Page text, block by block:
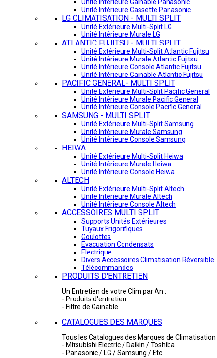
Unité Intérieure Gainable Panasonic
Unité Intérieure Cassette Panasonic
LG CLIMATISATION - MULTI SPLIT
Unité Extérieure Multi-Split LG
Unité Intérieure Murale LG
ATLANTIC FUJITSU - MULTI SPLIT
Unité Extérieure Multi-Split Atlantic Fujitsu
Unité Intérieure Murale Atlantic Fujitsu
Unité Intérieure Console Atlantic Fujitsu
Unité Intérieure Gainable Atlantic Fujitsu
PACIFIC GENERAL- MULTI SPLIT
Unité Extérieure Multi-Split Pacific General
Unité Intérieure Murale Pacific General
Unité Intérieure Console Pacific General
SAMSUNG - MULTI SPLIT
Unité Extérieure Multi-Split Samsung
Unité Intérieure Murale Samsung
Unité Intérieure Console Samsung
HEIWA
Unité Extérieure Multi-Split Heiwa
Unité Intérieure Murale Heiwa
Unité Intérieure Console Heiwa
ALTECH
Unité Extérieure Multi-Split Altech
Unité Intérieure Murale Altech
Unité Intérieure Console Altech
ACCESSOIRES MULTI SPLIT
Supports Unités Extérieures
Tuyaux Frigorifiques
Goulottes
Evacuation Condensats
Electrique
Divers Accessoires Climatisation Réversible
Télécommandes
PRODUITS D'ENTRETIEN
Un Entretien de votre Clim par An :
- Produits d'entretien
- Filtre de Gainable
CATALOGUES DES MARQUES
Tous les Catalogues des Marques de Climatisation
- Mitsubishi Electric / Daikin / Toshiba
- Panasonic / LG / Samsung / Etc